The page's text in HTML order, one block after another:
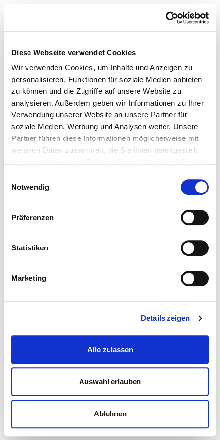
Diese Webseite verwendet Cookies
Wir verwenden Cookies, um Inhalte und Anzeigen zu
personalisieren, Funktionen für soziale Medien anbieten
zu können und die Zugriffe auf unsere Website zu
analysieren. Außerdem geben wir Informationen zu Ihrer
Verwendung unserer Website an unsere Partner für
soziale Medien, Werbung und Analysen weiter. Unsere
Partner führen diese Informationen möglicherweise mit
weiteren Daten zusammen, die Sie ihnen bereitgestellt
Notwendig
Präferenzen
Statistiken
Marketing
Details zeigen
Alle zulassen
Auswahl erlauben
Ablehnen